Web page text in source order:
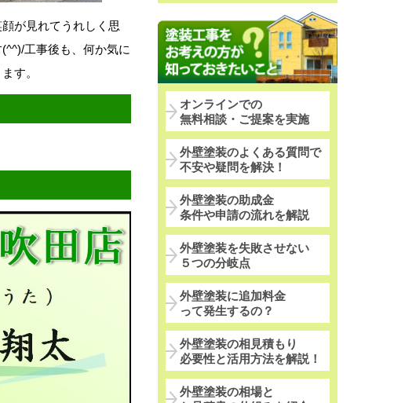
が見れてうれしく思
工事後も、何か気に
す。
オンラインでの
無料相談・ご提案を実施
外壁塗装のよくある質問で
不安や疑問を解決！
外壁塗装の助成金
条件や申請の流れを解説
外壁塗装を失敗させない
５つの分岐点
外壁塗装に追加料金
って発生するの？
外壁塗装の相見積もり
必要性と活用方法を解説！
外壁塗装の相場と